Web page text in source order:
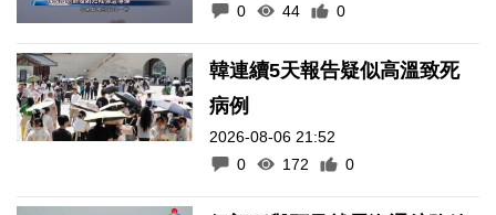
0
44 0
韓連續5天報告疑似高溫致死
病例
2026-08-06 21:52
0
172 0